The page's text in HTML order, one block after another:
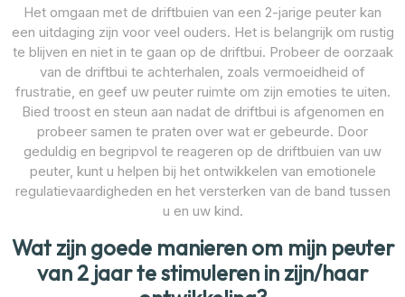
Het omgaan met de driftbuien van een 2-jarige peuter kan
een uitdaging zijn voor veel ouders. Het is belangrijk om rustig
te blijven en niet in te gaan op de driftbui. Probeer de oorzaak
van de driftbui te achterhalen, zoals vermoeidheid of
frustratie, en geef uw peuter ruimte om zijn emoties te uiten.
Bied troost en steun aan nadat de driftbui is afgenomen en
probeer samen te praten over wat er gebeurde. Door
geduldig en begripvol te reageren op de driftbuien van uw
peuter, kunt u helpen bij het ontwikkelen van emotionele
regulatievaardigheden en het versterken van de band tussen
u en uw kind.
Wat zijn goede manieren om mijn peuter
van 2 jaar te stimuleren in zijn/haar